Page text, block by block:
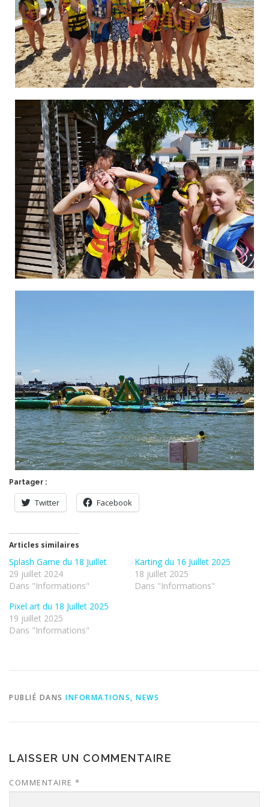
Partager :
Twitter Facebook
Articles similaires
Splash Game du 18 Juillet
29 juillet 2024
Dans "Informations"
Karting du 16 Juillet 2025
18 juillet 2025
Dans "Informations"
Pixel art du 18 Juillet 2025
19 juillet 2025
Dans "Informations"
PUBLIÉ DANS INFORMATIONS, NEWS
LAISSER UN COMMENTAIRE
COMMENTAIRE *